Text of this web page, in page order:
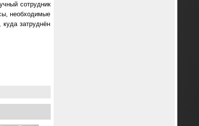
сотрудник
необходимые
затруднён